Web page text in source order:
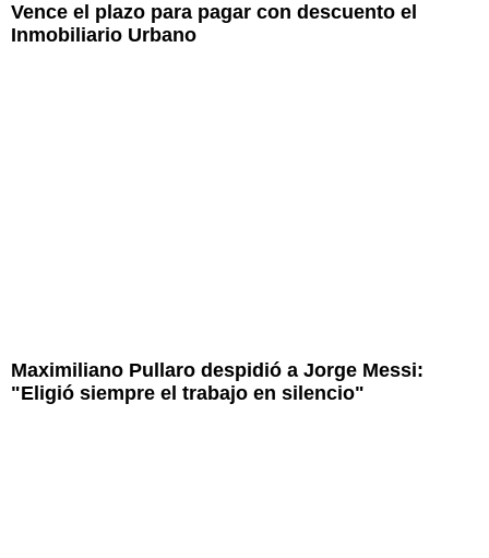
Vence el plazo para pagar con descuento el
Inmobiliario Urbano
Maximiliano Pullaro despidió a Jorge Messi:
"Eligió siempre el trabajo en silencio"